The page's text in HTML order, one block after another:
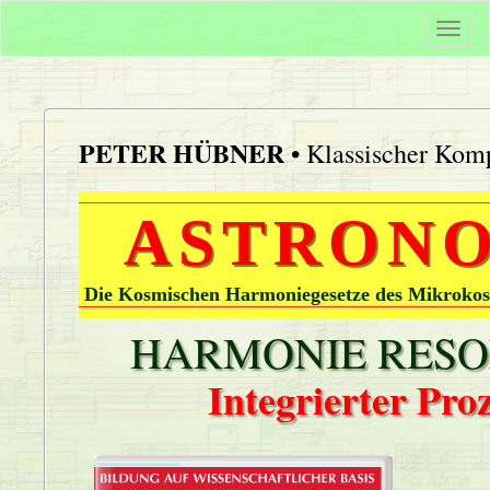
PETER HÜBNER• Klassischer
Die Kosmischen Harmoniegesetze des
HARMONIE
Integrierter